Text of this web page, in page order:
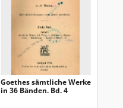
Goethes sämtliche Werke
in 36 Bänden. Bd. 4